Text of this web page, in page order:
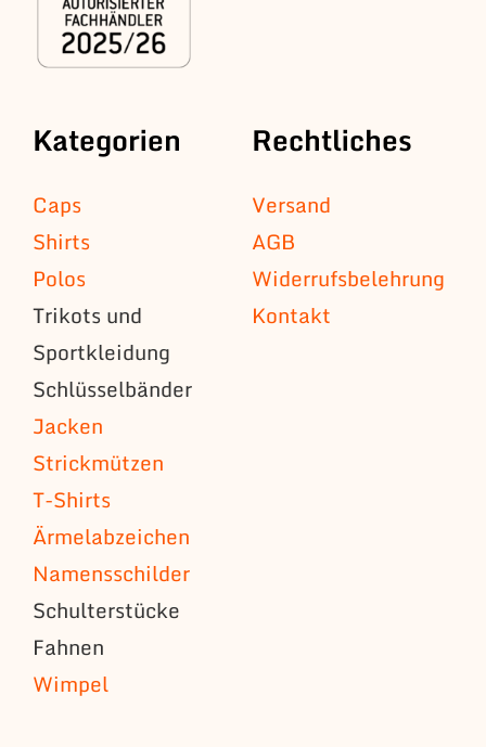
Kategorien
Caps
Shirts
Polos
Trikots und
Sportkleidung
Schlüsselbänder
Jacken
Strickmützen
T-Shirts
Ärmelabzeichen
Namensschilder
Schulterstücke
Fahnen
Wimpel
Rechtliches
Versand
AGB
Widerrufsbelehrung
Kontakt